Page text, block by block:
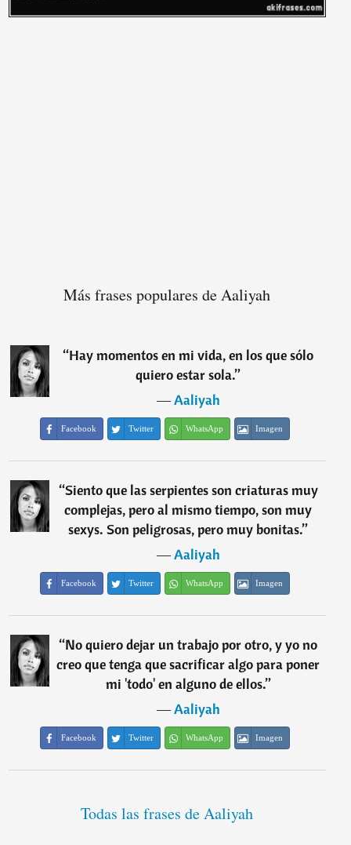
Más frases populares de Aaliyah
“Hay momentos en mi vida, en los que sólo
quiero estar sola.”
―Aaliyah
Facebook Twitter WhatsApp Imagen
“Siento que las serpientes son criaturas muy
complejas, pero al mismo tiempo, son muy
sexys. Son peligrosas, pero muy bonitas.”
―Aaliyah
Facebook Twitter WhatsApp Imagen
“No quiero dejar un trabajo por otro, y yo no
creo que tenga que sacrificar algo para poner
mi 'todo' en alguno de ellos.”
―Aaliyah
Facebook Twitter WhatsApp Imagen
Todas las frases de Aaliyah